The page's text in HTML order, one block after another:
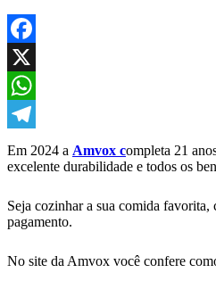
Facebook
X
WhatsApp
Telegram
Em 2024 a Amvox completa 21
excelente durabilidade e todos os
Seja cozinhar a sua comida
pagamento.
No site da Amvox você confere